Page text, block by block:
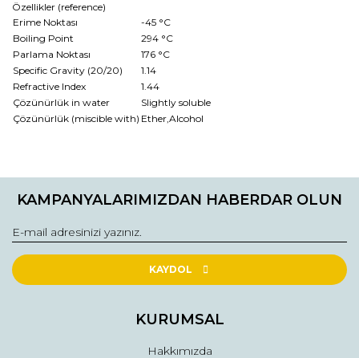
Özellikler (reference)
Erime Noktası
-45 °C
Boiling Point
294 °C
Parlama Noktası
176 °C
Specific Gravity (20/20)
1.14
Refractive Index
1.44
Çözünürlük in water
Slightly soluble
Çözünürlük (miscible with) Ether,Alcohol
konularda yetersiz gördüğünüz noktaları öneri formunu
Görüş ve önerileriniz için teşekkür ederiz.
Ürün resmi kalitesiz, bozuk veya görüntülenemiyor.
Ürün açıklamasında eksik bilgiler bulunuyor.
Ürün fiyatı diğer sitelerden daha pahalı.
KAMPANYALARIMIZDAN HABERDAR OLUN
KAYDOL
KURUMSAL
Hakkımızda